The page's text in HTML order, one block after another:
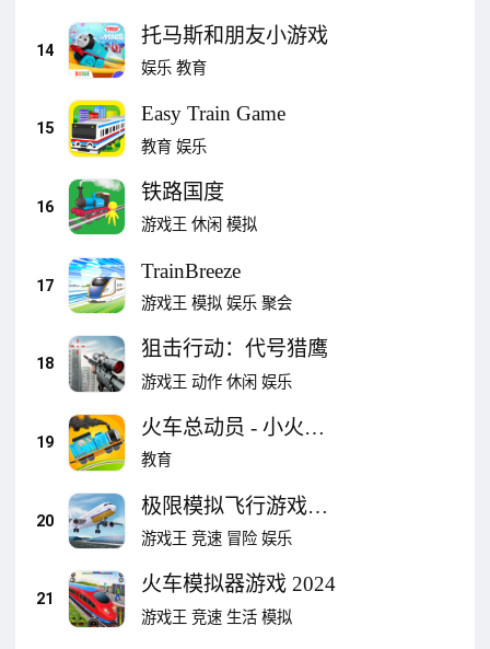
14
托马斯和朋友小游戏
娱乐 教育
15
Easy Train Game
教育 娱乐
16
铁路国度
游戏王 休闲 模拟
17
TrainBreeze
游戏王 模拟 娱乐 聚会
18
狙击行动：代号猎鹰
游戏王 动作 休闲 娱乐
19
火车总动员 - 小火车
组装，建造，驾驶和
教育
20
极限模拟飞行游戏
2022飞机模拟
游戏王 竞速 冒险 娱乐
21
火车模拟器游戏 2024
游戏王 竞速 生活 模拟